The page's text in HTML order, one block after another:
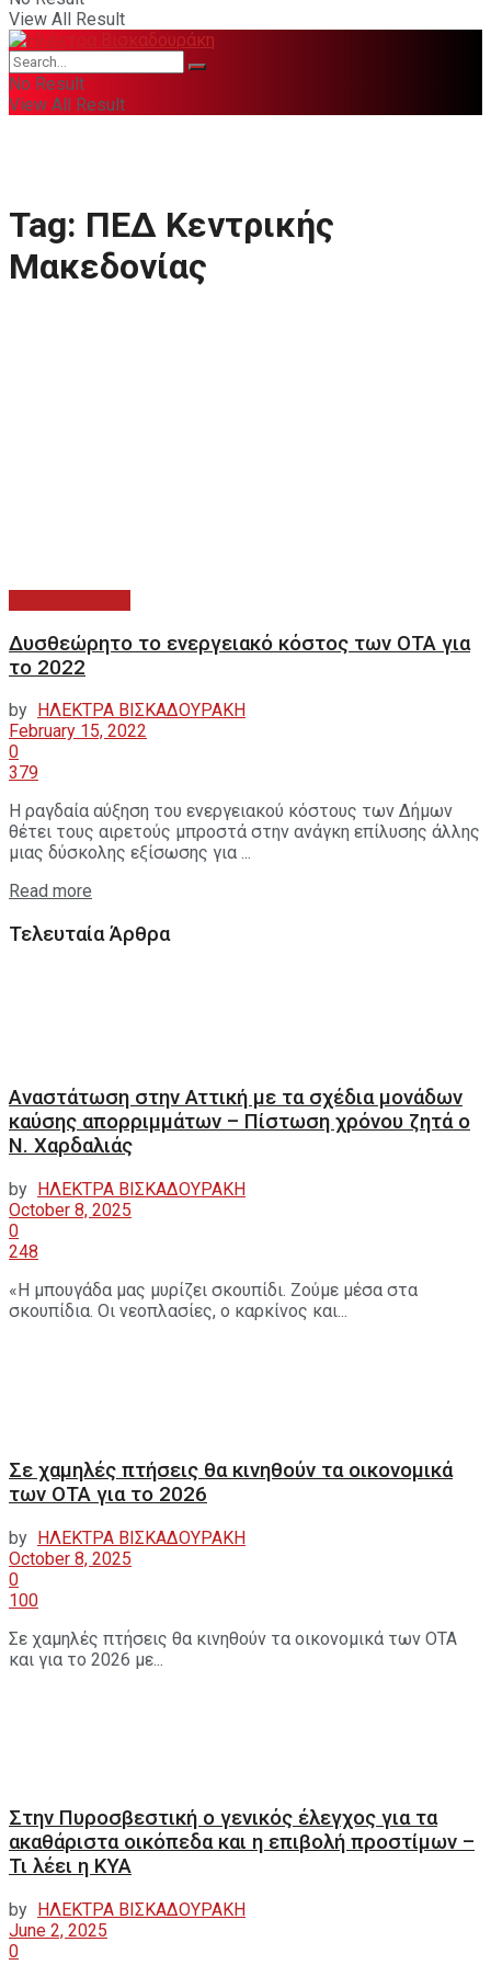
View All Result
No Result
View All Result
Tag: ΠΕΔ Κεντρικής
Μακεδονίας
Δυσθεώρητο το ενεργειακό κόστος των ΟΤΑ για
το 2022
by
ΗΛΕΚΤΡΑ ΒΙΣΚΑΔΟΥΡΑΚΗ
February 15, 2022
0
379
Η ραγδαία αύξηση του ενεργειακού κόστους των Δήμων
θέτει τους αιρετούς μπροστά στην ανάγκη επίλυσης άλλης
μιας δύσκολης εξίσωσης για ...
Read more
Τελευταία Άρθρα
Αναστάτωση στην Αττική με τα σχέδια μονάδων
καύσης απορριμμάτων – Πίστωση χρόνου ζητά ο
Ν. Χαρδαλιάς
by
ΗΛΕΚΤΡΑ ΒΙΣΚΑΔΟΥΡΑΚΗ
October 8, 2025
0
248
«Η μπουγάδα μας μυρίζει σκουπίδι. Ζούμε μέσα στα
σκουπίδια. Οι νεοπλασίες, ο καρκίνος και...
Σε χαμηλές πτήσεις θα κινηθούν τα οικονομικά
των ΟΤΑ για το 2026
by ΗΛΕΚΤΡΑ ΒΙΣΚΑΔΟΥΡΑΚΗ
October 8, 2025
0
100
Σε χαμηλές πτήσεις θα κινηθούν τα οικονομικά των ΟΤΑ
και για το 2026 με...
Στην Πυροσβεστική ο γενικός έλεγχος για τα
ακαθάριστα οικόπεδα και η επιβολή προστίμων –
Τι λέει η ΚΥΑ
by ΗΛΕΚΤΡΑ ΒΙΣΚΑΔΟΥΡΑΚΗ
June 2, 2025
0